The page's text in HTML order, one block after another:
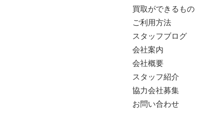
買取ができるもの
ご利用方法
スタッフブログ
会社案内
会社概要
スタッフ紹介
協力会社募集
お問い合わせ